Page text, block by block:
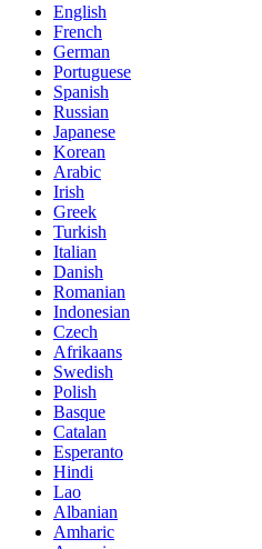
English
French
German
Portuguese
Spanish
Russian
Japanese
Korean
Arabic
Irish
Greek
Turkish
Italian
Danish
Romanian
Indonesian
Czech
Afrikaans
Swedish
Polish
Basque
Catalan
Esperanto
Hindi
Lao
Albanian
Amharic